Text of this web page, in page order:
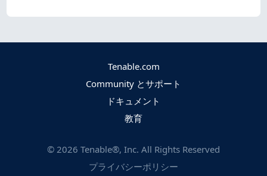
Tenable.com
Community とサポート
ドキュメント
教育
© 2026 Tenable®, Inc. All Rights Reserved
プライバシーポリシー